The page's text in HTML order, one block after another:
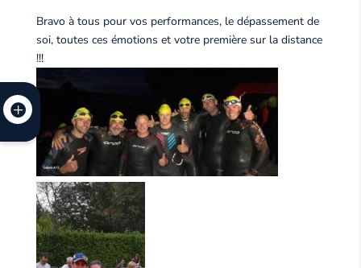
Bravo à tous pour vos performances, le dépassement de
soi, toutes ces émotions et votre première sur la distance
!!!